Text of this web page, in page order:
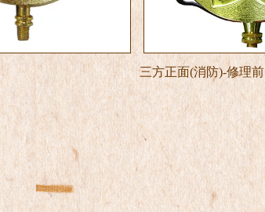
三方正面(消防)-修理前